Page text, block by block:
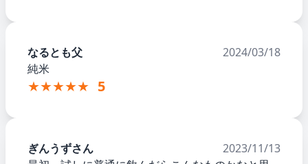
なるとも父
2024/03/18
純米
★★★★★ 5
ぎんうずさん
2023/11/13